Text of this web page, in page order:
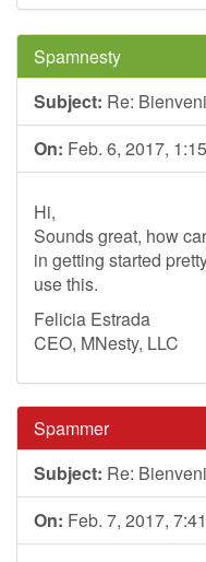
Spamnesty
Subject: Re:
On: Feb. 6, 2017,
Hi,
Sounds great, how
in getting started
use this.
Felicia Estrada
CEO, MNesty, LLC
Spammer
Subject: Re:
On: Feb. 7, 2017,